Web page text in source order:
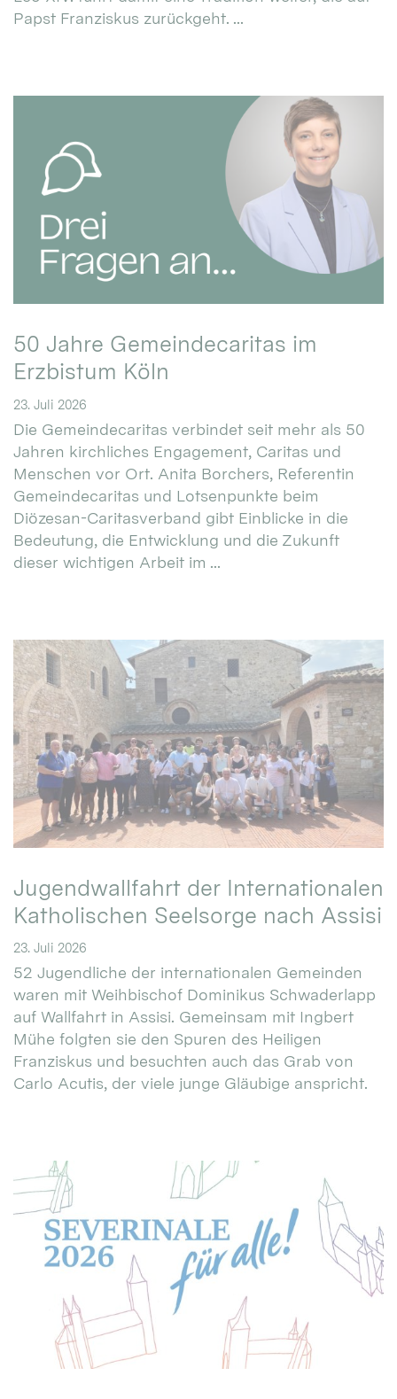
Papst Franziskus zurückgeht. ...
50 Jahre Gemeindecaritas im
Erzbistum Köln
23. Juli 2026
Die Gemeindecaritas verbindet seit mehr als 50
Jahren kirchliches Engagement, Caritas und
Menschen vor Ort. Anita Borchers, Referentin
Gemeindecaritas und Lotsenpunkte beim
Diözesan-Caritasverband gibt Einblicke in die
Bedeutung, die Entwicklung und die Zukunft
dieser wichtigen Arbeit im ...
Jugendwallfahrt der Internationalen
Katholischen Seelsorge nach Assisi
23. Juli 2026
52 Jugendliche der internationalen Gemeinden
waren mit Weihbischof Dominikus Schwaderlapp
auf Wallfahrt in Assisi. Gemeinsam mit Ingbert
Mühe folgten sie den Spuren des Heiligen
Franziskus und besuchten auch das Grab von
Carlo Acutis, der viele junge Gläubige anspricht.